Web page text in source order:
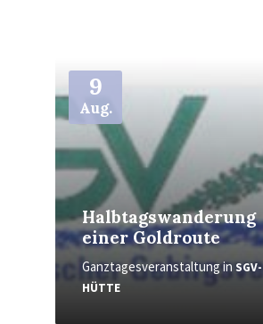
9
Aug.
Halbtagswanderung
einer Goldroute
Ganztagesveranstaltungin SGV-
HÜTTE